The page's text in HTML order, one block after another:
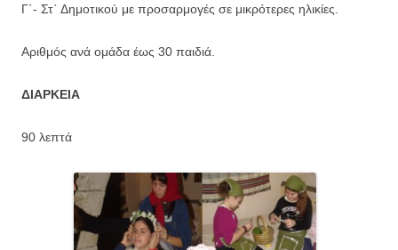
Γ΄- Στ΄ Δημοτικού με προσαρμογές σε μικρότερες ηλικίες.
Αριθμός ανά ομάδα έως 30 παιδιά.
ΔΙΑΡΚΕΙΑ
90 λεπτά